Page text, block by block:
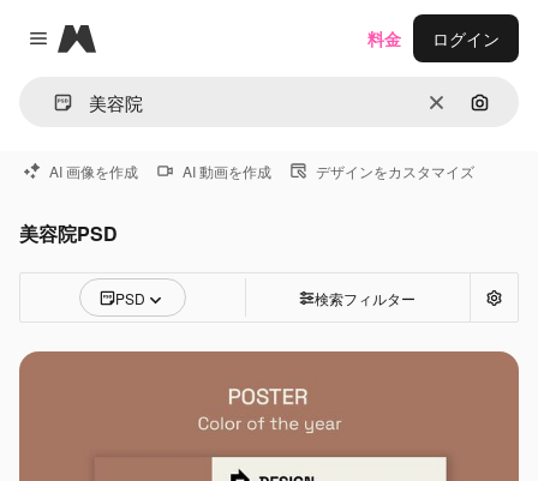
Close menu
Magnific
消去 画像で
料金 ログイン
AI 画像を作成 AI 動画を作成 デザインをカスタマイズ
美容院PSD
PSD 検索フィルター